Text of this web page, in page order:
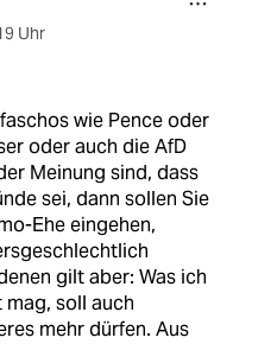
Uhr
wie Pence oder
oder auch die AfD
Meinung sind, dass
sei, dann sollen Sie
Ehe eingehen,
gilt aber: Was ich
soll auch
mehr dürfen. Aus